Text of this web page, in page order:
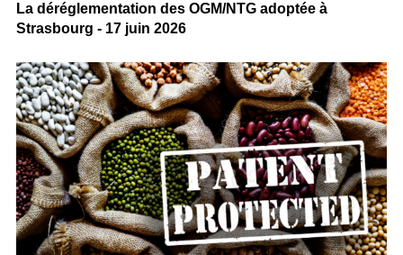
La déréglementation des OGM/NTG adoptée à
Strasbourg - 17 juin 2026